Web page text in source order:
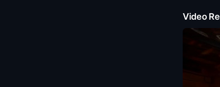
Video